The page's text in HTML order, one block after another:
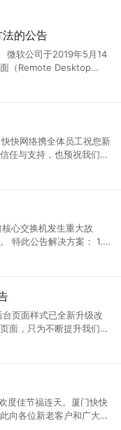
的公告
面（Remote Desktop
（编号CVE-2019-
在目标系统上执行任意
下载地
US/security-
： 2003 32位
x64-chs.exe
zh-
任与支持，也预祝我们
业务上架，售后处理等服
会中断，由此给您带来的
门快快网络科技有限公司 2019年1月30日
心交换机发生重大故
面，只为不断提升我们的
丰富化，让客户更加一目
向各位新老客户和广大朋